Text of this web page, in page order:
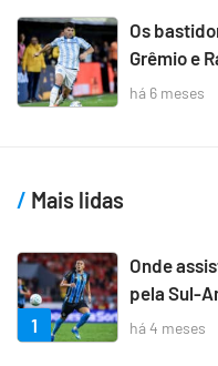
Os
Grêmio e
há 6 meses
Mais lidas
1
Onde
pela Sul-
há 4 meses